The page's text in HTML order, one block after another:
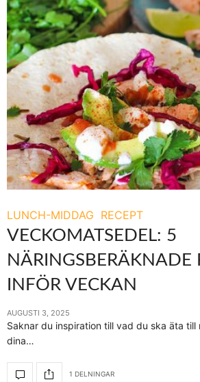
LUNCH-MIDDAG RECEPT
VECKOMATSEDEL: 5
NÄRINGSBERÄKNADE
INFÖR VECKAN
AUGUSTI 3, 2025
Saknar du inspiration till vad du ska äta
dina…
1 DELNINGAR